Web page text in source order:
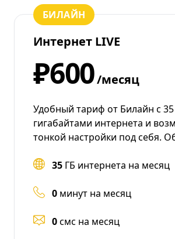
БИЛАЙН
Интернет LIVE
₽600/месяц
Удобный тариф от Билайн с 35
гигабайтами интернета и
тонкой настройки под себя.
35 ГБ интернета на месяц
0 минут на месяц
0смс на месяц